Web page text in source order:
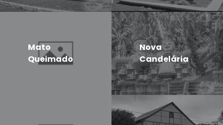
Mato
Queimado
Nova
Candelária